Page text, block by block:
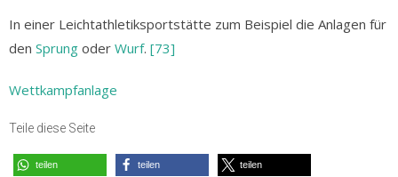
In einer Leichtathletiksportstätte zum Beispiel die Anlagen für
den Sprung oder Wurf. [73]
Wettkampfanlage
Teile diese Seite
teilen teilen teilen